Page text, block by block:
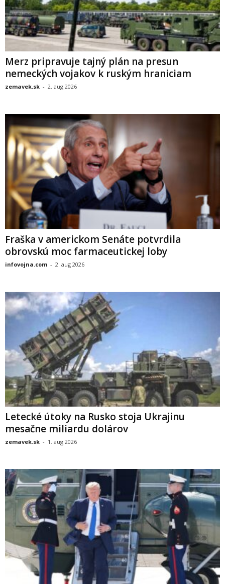
Merz pripravuje tajný plán na presun
nemeckých vojakov k ruským hraniciam
zemavek.sk - 2. aug 2026
Fraška v americkom Senáte potvrdila
obrovskú moc farmaceutickej loby
infovojna.com - 2. aug 2026
Letecké útoky na Rusko stoja Ukrajinu
mesačne miliardu dolárov
zemavek.sk - 1. aug 2026